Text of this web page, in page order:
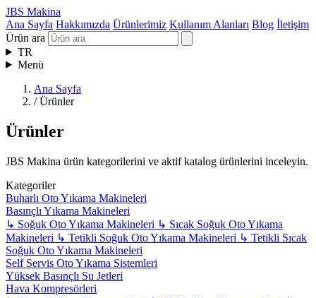
JBS Makina
Ana Sayfa Hakkımızda Ürünlerimiz Kullanım Alanları Blog İletişim
Ürün ara
TR
Menü
Ana Sayfa
/ Ürünler
Ürünler
JBS Makina ürün kategorilerini ve aktif katalog ürünlerini inceleyin.
Kategoriler
Buharlı Oto Yıkama Makineleri
Basınçlı Yıkama Makineleri
↳ Soğuk Oto Yıkama Makineleri ↳ Sıcak Soğuk Oto Yıkama
Makineleri ↳ Tetikli Soğuk Oto Yıkama Makineleri ↳ Tetikli Sıcak
Soğuk Oto Yıkama Makineleri
Self Servis Oto Yıkama Sistemleri
Yüksek Basınçlı Su Jetleri
Hava Kompresörleri